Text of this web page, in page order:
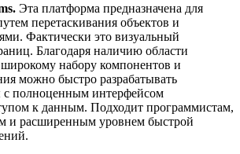
Эта платформа предназначена для
перетаскивания объектов и
Фактически это визуальный
Благодаря наличию области
набору компонентов и
можно быстро разрабатывать
с полноценным интерфейсом
к данным. Подходит программистам,
и расширенным уровнем быстрой